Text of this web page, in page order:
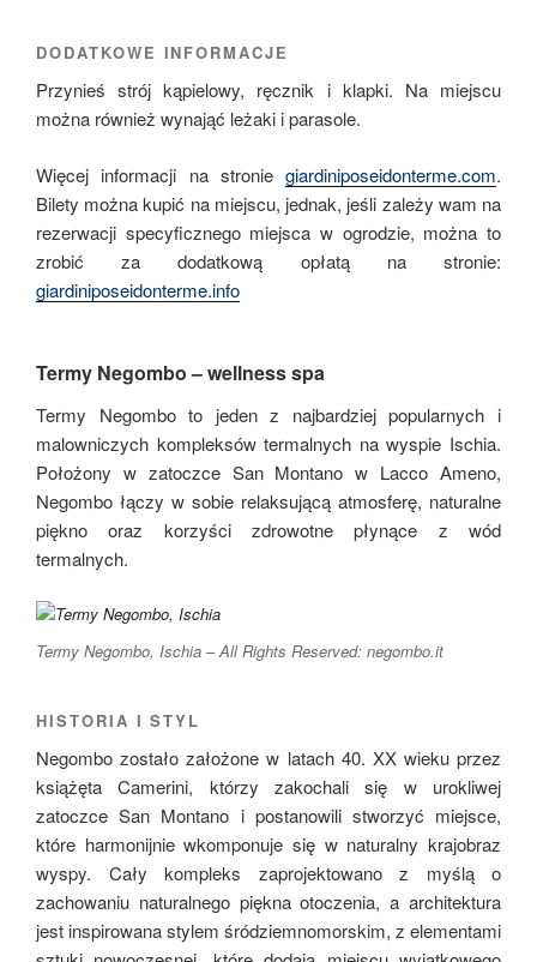
DODATKOWE INFORMACJE
Przynieś strój kąpielowy, ręcznik i klapki. Na miejscu
można również wynająć leżaki i parasole.
Więcej informacji na stronie giardiniposeidonterme.com.
Bilety można kupić na miejscu, jednak, jeśli zależy wam na
rezerwacji specyficznego miejsca w ogrodzie, można to
zrobić za dodatkową opłatą na stronie:
giardiniposeidonterme.info
Termy Negombo – wellness spa
Termy Negombo to jeden z najbardziej popularnych i
malowniczych kompleksów termalnych na wyspie Ischia.
Położony w zatoczce San Montano w Lacco Ameno,
Negombo łączy w sobie relaksującą atmosferę, naturalne
piękno oraz korzyści zdrowotne płynące z wód
termalnych.
Termy Negombo, Ischia – All Rights Reserved: negombo.it
HISTORIA I STYL
Negombo zostało założone w latach 40. XX wieku przez
książęta Camerini, którzy zakochali się w urokliwej
zatoczce San Montano i postanowili stworzyć miejsce,
które harmonijnie wkomponuje się w naturalny krajobraz
wyspy. Cały kompleks zaprojektowano z myślą o
zachowaniu naturalnego piękna otoczenia, a architektura
jest inspirowana stylem śródziemnomorskim, z elementami